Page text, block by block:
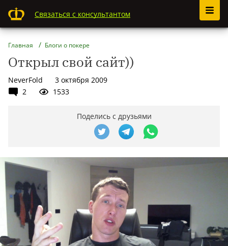
Связаться с консультантом
Главная Блоги о покере
Открыл свой сайт))
NeverFold
3 октября 2009
2
1533
Поделись с друзьями